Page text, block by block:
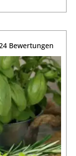
Bewertungen